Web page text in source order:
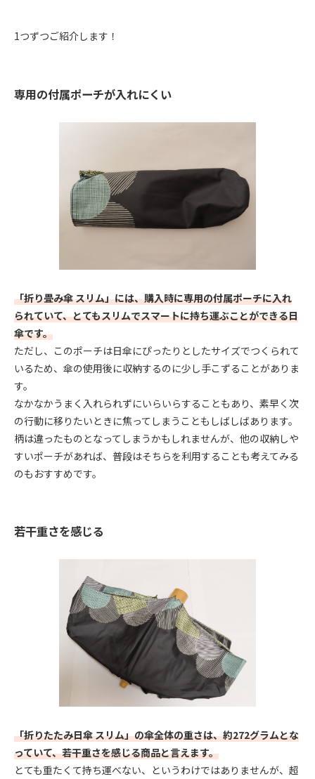
1つずつご紹介します！
専用の付属ポーチが入れにくい
「折り畳み傘 スリム」には、購入時に専用の付属ポーチに入れ
られていて、とてもスリムでスマートに持ち運ぶことができる日
傘です。
ただし、このポーチは日傘にぴったりとしたサイズでつくられて
いるため、傘の使用後に収納するのに少し手こずることがありま
す。
なかなかうまく入れられずにいらいらすることもあり、素早く次
の行動に移りたいときに焦ってしまうこともしばしばあります。
柄は違ったものとなってしまうかもしれませんが、他の収納しや
すいポーチがあれば、普段はそちらを利用することも考えてみる
のもおすすめです。
若干重さを感じる
「折りたたみ日傘 スリム」の傘全体の重さは、約272グラムとな
っていて、若干重さを感じる商品と言えます。
とても重たくて持ち運べない、というわけではありませんが、超